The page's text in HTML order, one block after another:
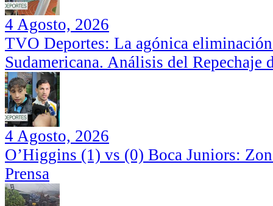
4 Agosto, 2026
TVO Deportes: La agónica
Sudamericana. Análisis del Repechaje
4 Agosto, 2026
O’Higgins (1) vs (0) Boca Juniors:
Prensa